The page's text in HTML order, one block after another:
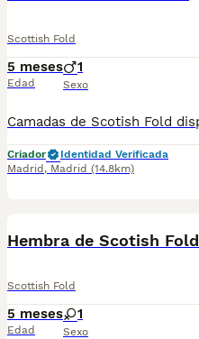
Scottish Fold
5 meses
Edad
1
Sexo
Criador
Identidad Verificada
Madrid , Madrid (14.8km)
Hembra de Scotish Fold
Scottish Fold
5 meses
Edad
1
Sexo